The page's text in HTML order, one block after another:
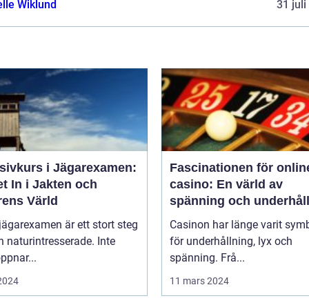
Wiklund 31 juli
i Jägarexamen:
In i Jakten och
Värld
är ett stort steg
naturintresserade. Inte
Fascinationen för
casino: En värld av
spänning och
Casinon har länge varit
för underhållning, lyx och
spänning. Frå...
11 mars 2024